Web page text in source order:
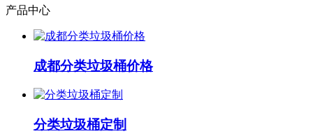
产品中心
成都分类垃圾桶价格
分类垃圾桶定制